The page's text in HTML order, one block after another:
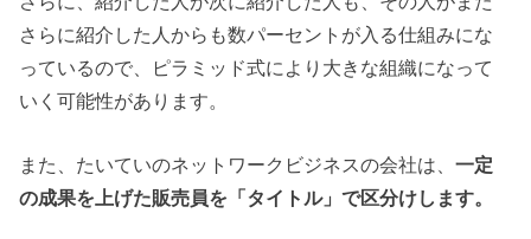
さらに紹介した人からも数パーセントが入る仕組みにな
っているので、ピラミッド式により大きな組織になって
いく可能性があります。
また、たいていのネットワークビジネスの会社は、一定
の成果を上げた販売員を「タイトル」で区分けします。